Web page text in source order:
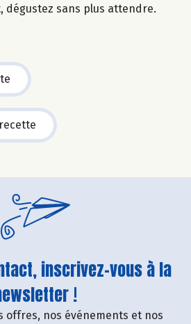
dégustez sans plus attendre.
inscrivez-vous à la
!
offres, nos événements et nos